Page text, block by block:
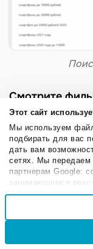
Этот сайт
Мы используем
подбирать для вас
дать вам
сетях. Мы передаем
партнерам Google:
занимающимся
могут
информацией, а
использовании вами
Выбор
Настроечные
Смотрите
популярные
Создавайте
и видеоигр. Вы
рассказывать о
делать подборки
снимать